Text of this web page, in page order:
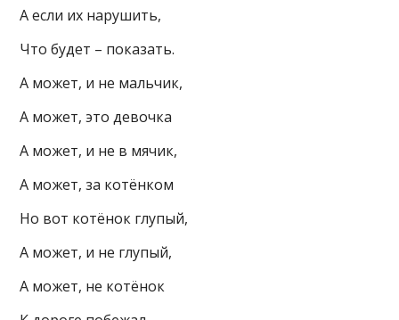
А если их нарушить,
Что будет – показать.
А может, и не мальчик,
А может, это девочка
А может, и не в мячик,
А может, за котёнком
Но вот котёнок глупый,
А может, и не глупый,
А может, не котёнок